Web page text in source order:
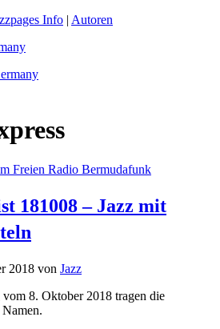
Info | Autoren
181008 – Jazz mit
2018 von Jazz
8. Oktober 2018 tragen die